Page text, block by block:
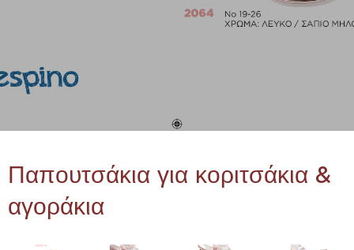
Παπουτσάκια για κοριτσάκια &
αγοράκια